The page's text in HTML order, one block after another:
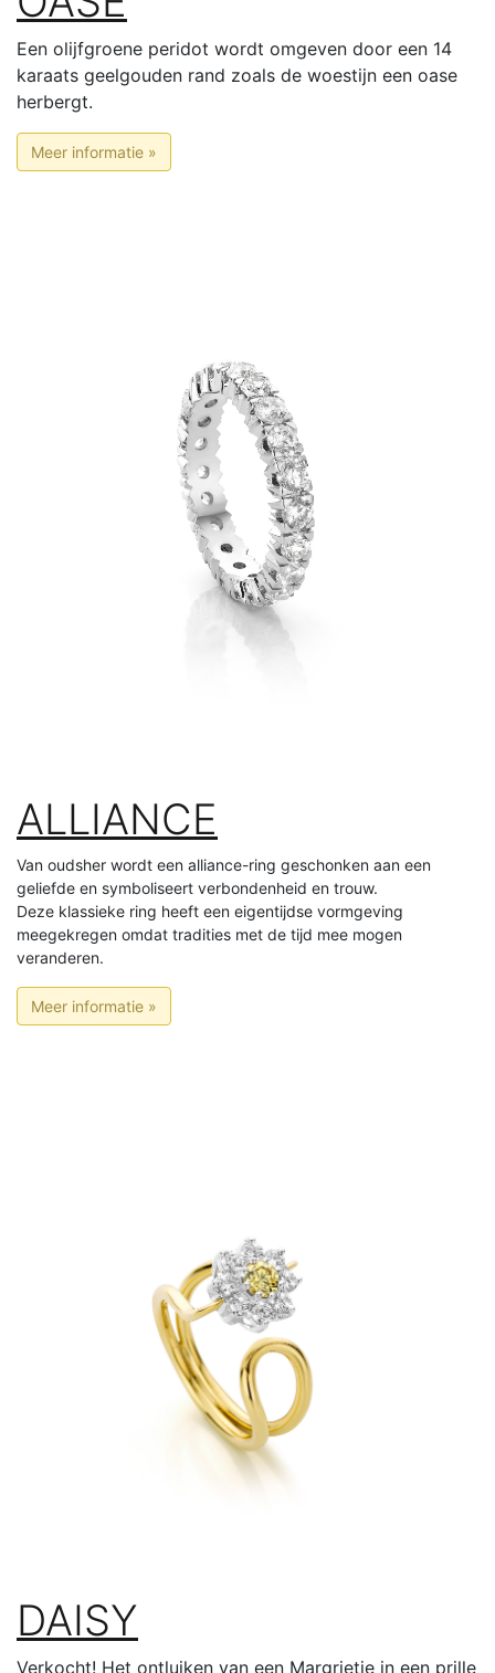
Een olijfgroene peridot wordt omgeven door een 14
karaats geelgouden rand zoals de woestijn een oase
herbergt.
Meer informatie »
ALLIANCE
Van oudsher wordt een alliance-ring geschonken aan een
geliefde en symboliseert verbondenheid en trouw.
Deze klassieke ring heeft een eigentijdse vormgeving
meegekregen omdat tradities met de tijd mee mogen
veranderen.
Meer informatie »
DAISY
Verkocht! Het ontluiken van een Margrietje in een prille